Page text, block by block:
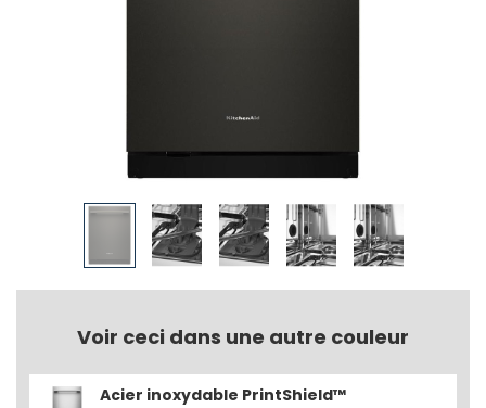
Voir ceci dans une autre couleur
Acier inoxydable PrintShield™